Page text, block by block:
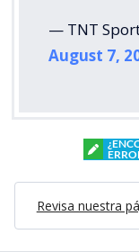
— TNT
August 7,
Revisa nuestra